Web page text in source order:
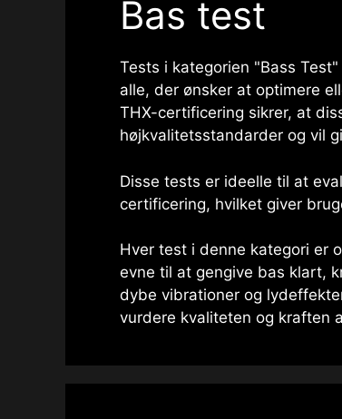
Bas test
Tests i kategorien "Bass
alle, der ønsker at optimere
THX-certificering sikrer, at
højkvalitetsstandarder og vil
Disse tests er ideelle til at
certificering, hvilket giver
Hver test i denne kategori er
evne til at gengive bas klart,
dybe vibrationer og
vurdere kvaliteten og kraften